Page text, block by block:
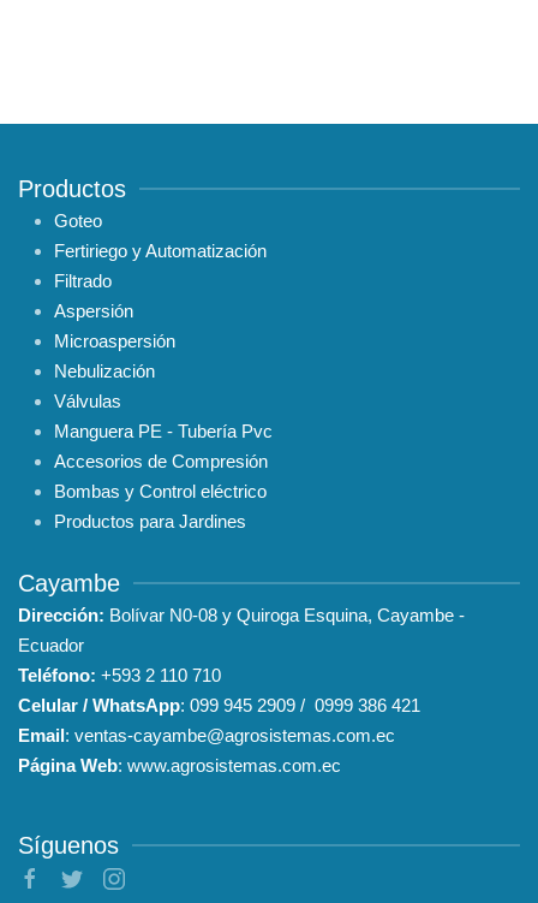
Productos
Goteo
Fertiriego y Automatización
Filtrado
Aspersión
Microaspersión
Nebulización
Válvulas
Manguera PE - Tubería Pvc
Accesorios de Compresión
Bombas y Control eléctrico
Productos para Jardines
Cayambe
Dirección: Bolívar N0-08 y Quiroga Esquina, Cayambe -
Ecuador
Teléfono: +593 2 110 710
Celular / WhatsApp: 099 945 2909 / 0999 386 421
Email: ventas-cayambe@agrosistemas.com.ec
Página Web: www.agrosistemas.com.ec
Síguenos